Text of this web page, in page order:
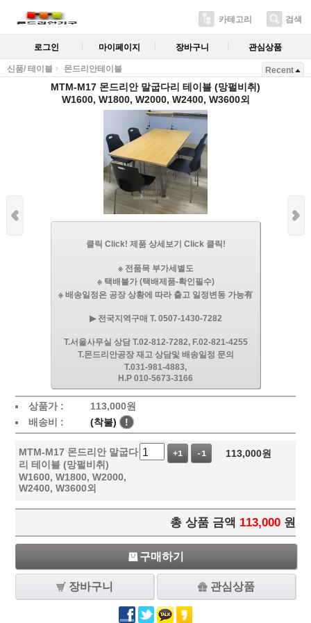
카테고리 검색
로그인 마이페이지 장바구니 관심상품
신품/ 테이블 몬드리안테이블 Recent
MTM-M17 몬드리안 말굽다리 테이블 (망펄비취)
W1600, W1800, W2000, W2400, W3600외
클릭 Click! 제품 상세보기 Click 클릭!
※ 전품목 부가세별도
※ 택배불가 (택배제품-확인필수)
※ 배송일정은 공장 상황에 따라 출고 일정변동 가능有
▶ 전국지역구매 T. 0507-1430-7282
T.서울사무실 상담 T.02-812-7282, F.02-821-4255
T.몬드리안공장 재고 상담및 배송일정 문의
T.031-981-4883,
H.P 010-5673-3166
상품가 : 113,000원
배송비 :
(착불) !
MTM-M17 몬드리안 말굽다
리 테이블 (망펄비취)
W1600, W1800, W2000,
W2400, W3600외
+1 -1 113,000원
총 상품 금액 113,000 원
구매하기
장바구니 관심상품